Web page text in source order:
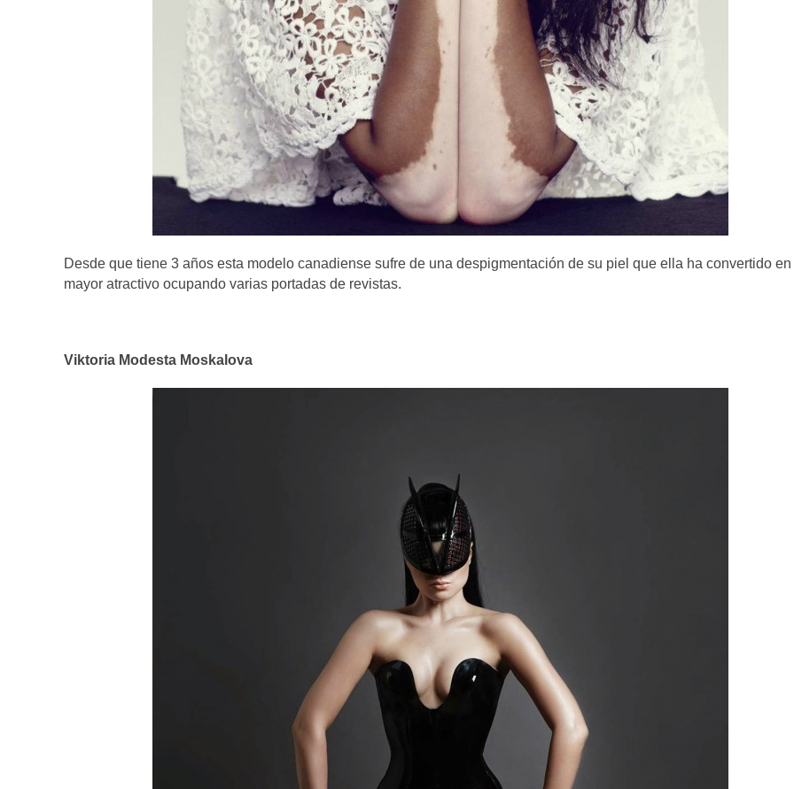
Desde que tiene 3 años esta modelo canadiense sufre de una despigmentación de su piel que ella ha convertido en
mayor atractivo ocupando varias portadas de revistas.
Viktoria Modesta Moskalova